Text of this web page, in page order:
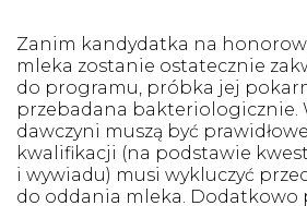
Zanim kandydatka na
mleka zostanie ostatecznie
do programu, próbka jej
przebadana bakteriologicznie.
dawczyni muszą być
kwalifikacji (na podstawie
i wywiadu) musi wykluczyć
do oddania mleka. Dodatkowo